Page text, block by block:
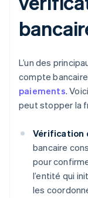
L’un des
compte
paiements.
peut stopper la
Vérification
bancaire
pour
l’entité qui
les